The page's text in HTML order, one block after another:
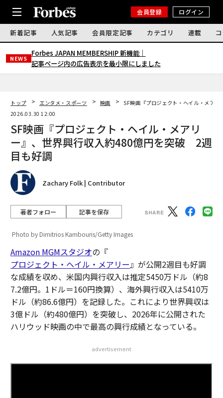
会員登録 ログイン
新着記事 人気記事 会員限定記事 カテゴリ 連載
NEWS
Forbes JAPAN MEMBERSHIP 新機能｜
記事ページ内の広告表示を最小限にしました
トップ エンタメ・スポーツ 映画
SF映画『プロジェクト・ヘイル・メア
2026.03.30 12:00
SF映画『プロジェクト・ヘイル・メアリ
ー』、世界興行収入約480億円を突破 2週
目も好調
Zachary Folk | Contributor
著者フォロー 記事を保存
Photo by Dimitrios Kambouris/Getty Images
Amazon MGMスタジオの『
プロジェクト・ヘイル・メアリー』が公開2週目も好調
な成績を収め、米国内興行収入は推定5450万ドル（約8
7.2億円。1ドル＝160円換算）、海外興行収入は5410万
ドル（約86.6億円）を記録した。これにより世界興収は
3億ドル（約480億円）を突破し、2026年に公開された
ハリウッド映画の中で最高の興行成績となっている。
advertisement